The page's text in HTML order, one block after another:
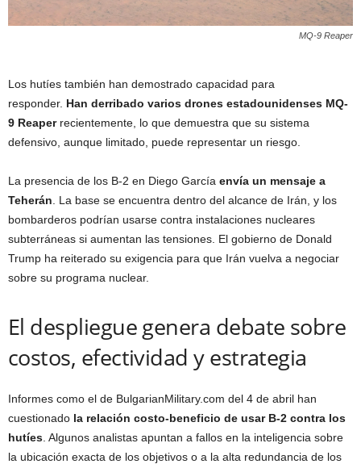
MQ-9 Reaper
Los hutíes también han demostrado capacidad para
responder. Han derribado varios drones estadounidenses MQ-
9 Reaperrecientemente, lo que demuestra que su sistema
defensivo, aunque limitado, puede representar un riesgo.
La presencia de los B-2 en Diego García envía un mensaje a
Teherán . La base se encuentra dentro del alcance de Irán, y los
bombarderos podrían usarse contra instalaciones nucleares
subterráneas si aumentan las tensiones. El gobierno de Donald
Trump ha reiterado su exigencia para que Irán vuelva a negociar
sobre su programa nuclear.
El despliegue genera debate sobre
costos, efectividad y estrategia
Informes como el de BulgarianMilitary.com del 4 de abril han
cuestionado la relación costo-beneficio de usar B-2 contra los
hutíes . Algunos analistas apuntan a fallos en la inteligencia sobre
la ubicación exacta de los objetivos o a la alta redundancia de los